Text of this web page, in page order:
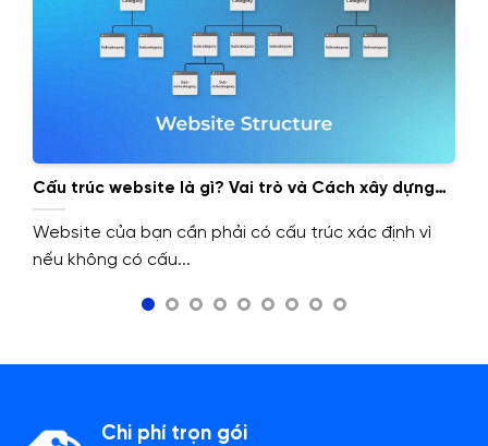
Cấu trúc website là gì? Vai trò và Cách xây dựng
cấu trúc website.
Website của bạn cần phải có cấu trúc xác định vì
nếu không có cấu...
Chi phí trọn gói